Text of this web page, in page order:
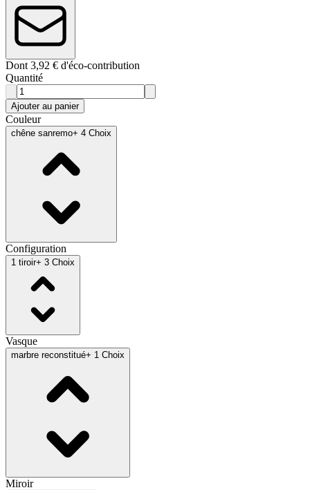
Dont 3,92 € d'éco-contribution
Quantité
Ajouter au panier
Couleur
chêne sanremo+ 4 Choix
Configuration
1 tiroir+ 3 Choix
Vasque
marbre reconstitué+ 1 Choix
Miroir